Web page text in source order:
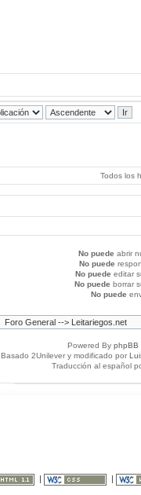
Todos los
No puede abrir
No puede
No puede editar
No puede borrar
No puede
Powered By phpBB
Basado 2Unilever y modificado por
Traducción al español